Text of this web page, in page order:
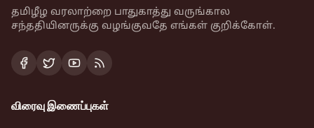
தமிழீழ வரலாற்றை பாதுகாத்து வருங்கால
சந்ததியினருக்கு வழங்குவதே எங்கள் குறிக்கோள்.
விரைவு இணைப்புகள்